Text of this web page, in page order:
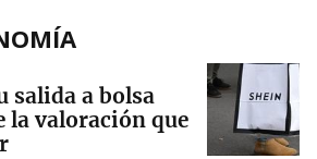
salida a bolsa
la valoración que